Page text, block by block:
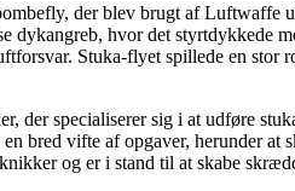
der blev brugt af Luftwaffe
dykangreb, hvor det styrtdykkede
Stuka-flyet spillede en stor
der specialiserer sig i at udføre
bred vifte af opgaver, herunder at
og er i stand til at skabe